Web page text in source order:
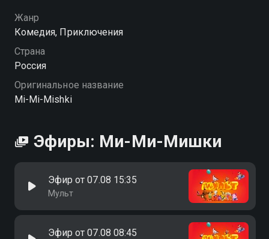
сильнее любых жизненных проблем
Жанр
Комедия, Приключения
Страна
Россия
Оригинальное название
Mi-Mi-Mishki
Эфиры: Ми-Ми-Мишки
Эфир от 07.08 15:35
Мульт
Эфир от 07.08 08:45